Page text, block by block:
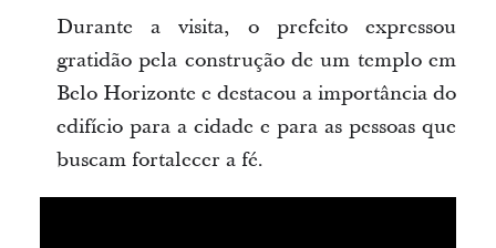
Durante a visita, o prefeito expressou
gratidão pela construção de um templo em
Belo Horizonte e destacou a importância do
edifício para a cidade e para as pessoas que
buscam fortalecer a fé.